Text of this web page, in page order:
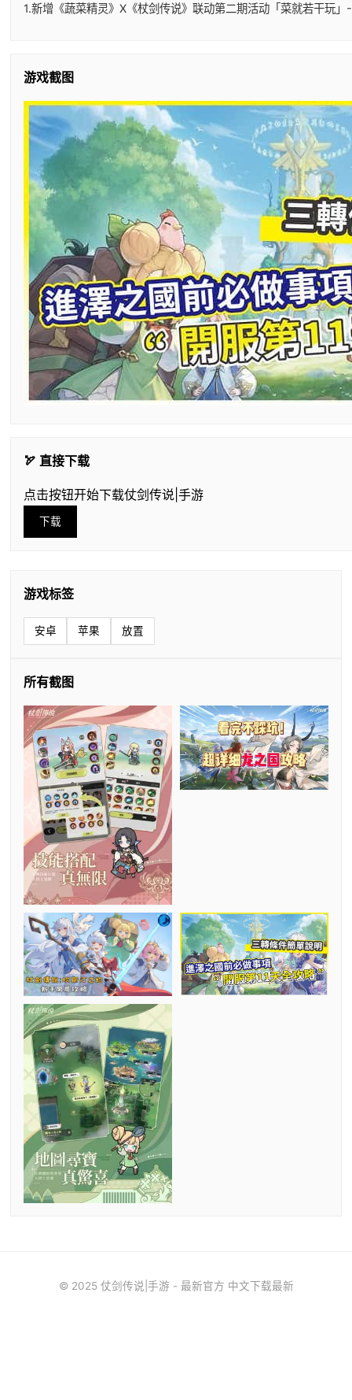
1.新增《蔬菜精灵》X《杖剑传说》联动第二期活动「菜就若干玩
游戏截图
🏹 直接下载
点击按钮开始下载仗剑传说|手游
下载
游戏标签
安卓 苹果 放置
所有截图
© 2025 仗剑传说|手游 - 最新官方 中文下载最新